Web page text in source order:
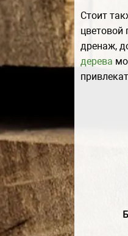
Стоит
цветовой
дренаж,
дерева